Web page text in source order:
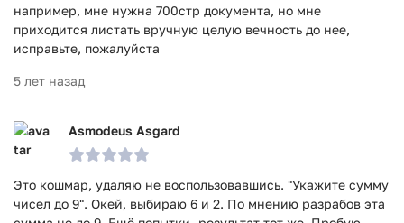
например, мне нужна 700стр документа, но мне
приходится листать вручную целую вечность до нее,
исправьте, пожалуйста
5 лет назад
Asmodeus Asgard
Это кошмар, удаляю не воспользовавшись. "Укажите сумму
чисел до 9". Окей, выбираю 6 и 2. По мнению разрабов эта